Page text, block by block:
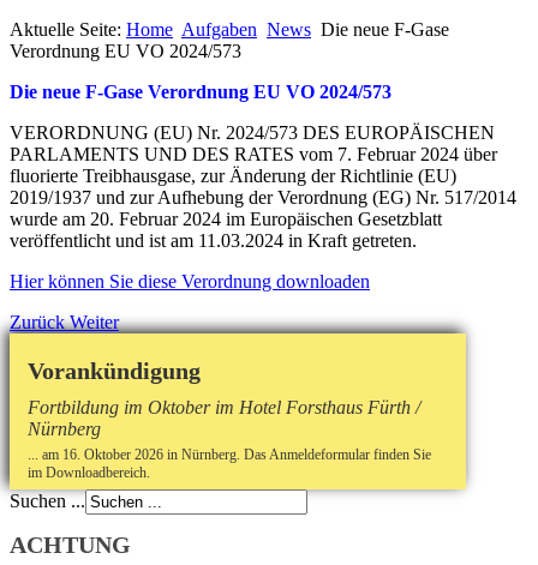
Aktuelle Seite: Home Aufgaben News Die neue F-Gase
Verordnung EU VO 2024/573
Die neue F-Gase Verordnung EU VO 2024/573
VERORDNUNG (EU) Nr. 2024/573 DES EUROPÄISCHEN
PARLAMENTS UND DES RATES vom 7. Februar 2024 über
fluorierte Treibhausgase, zur Änderung der Richtlinie (EU)
2019/1937 und zur Aufhebung der Verordnung (EG) Nr. 517/2014
wurde am 20. Februar 2024 im Europäischen Gesetzblatt
veröffentlicht und ist am 11.03.2024 in Kraft getreten.
Hier können Sie diese Verordnung downloaden
Zurück Weiter
Vorankündigung
Fortbildung im Oktober im Hotel Forsthaus Fürth /
Nürnberg
... am 16. Oktober 2026 in Nürnberg. Das Anmeldeformular finden Sie
im Downloadbereich.
Suchen ...
ACHTUNG